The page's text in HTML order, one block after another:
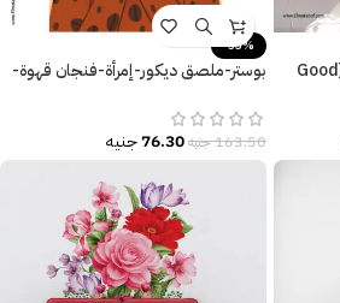
فتاة صغيرة على ظهر الحوت – (Good
-53%
بوستر-ملصق ديكور-إمرأة-فنجان قهوة-
163.50جنيه76.30جنيه